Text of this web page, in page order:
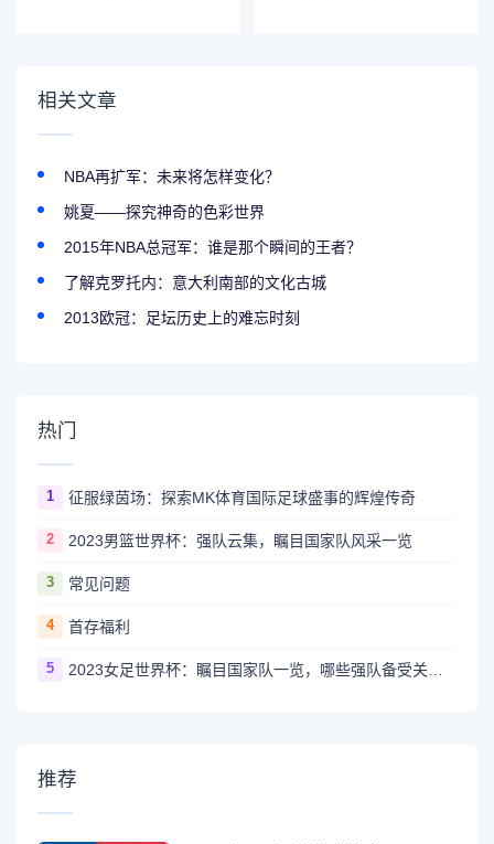
相关文章
NBA再扩军：未来将怎样变化？
姚夏——探究神奇的色彩世界
2015年NBA总冠军：谁是那个瞬间的王者？
了解克罗托内：意大利南部的文化古城
2013欧冠：足坛历史上的难忘时刻
热门
1 征服绿茵场：探索MK体育国际足球盛事的辉煌传奇
2 2023男篮世界杯：强队云集，瞩目国家队风采一览
3 常见问题
4 首存福利
5
推荐